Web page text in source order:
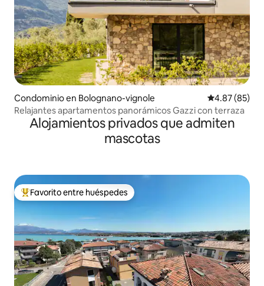
Condominio en Bolognano-vignole Calificación
4.87 (85)
Relajantes apartamentos panorámicos Gazzi con terraza
Alojamientos privados que admiten
mascotas
De los mejores en Favorito entre huéspedes
Favorito entre huéspedes